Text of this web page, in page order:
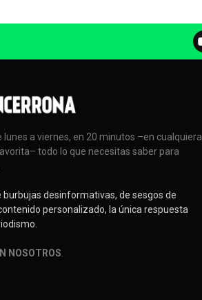
lunes a viernes, en 20 minutos –en cualquiera
todo lo que necesitas saber para
burbujas desinformativas, de sesgos de
personalizado, la única respuesta
NOSOTROS